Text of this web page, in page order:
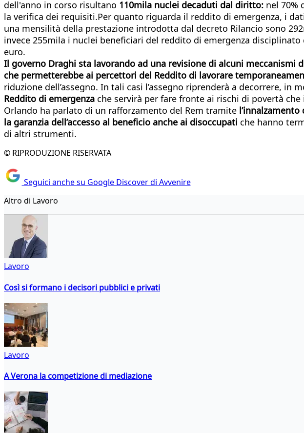
dell'anno in corso risultano 110mila nuclei decaduti dal diritto: nel 70%
la verifica dei requisiti.Per quanto riguarda il reddito di emergenza, i
una mensilità della prestazione introdotta dal decreto Rilancio sono
invece 255mila i nuclei beneficiari del reddito di emergenza
euro.
Il governo Draghi sta lavorando ad una revisione di alcuni
che permetterebbe ai percettori del Reddito di lavorare
riduzione dell’assegno. In tali casi l’assegno riprenderà a decorrere, in
Reddito di emergenza che servirà per fare fronte ai rischi di povertà
Orlando ha parlato di un rafforzamento del Rem tramite
la garanzia dell’accesso al beneficio anche ai disoccupati che hanno
di altri strumenti.
© RIPRODUZIONE RISERVATA
Seguici anche su Google Discover di Avvenire
Altro di Lavoro
Lavoro
Così si formano i decisori pubblici e privati
Lavoro
A Verona la competizione di mediazione